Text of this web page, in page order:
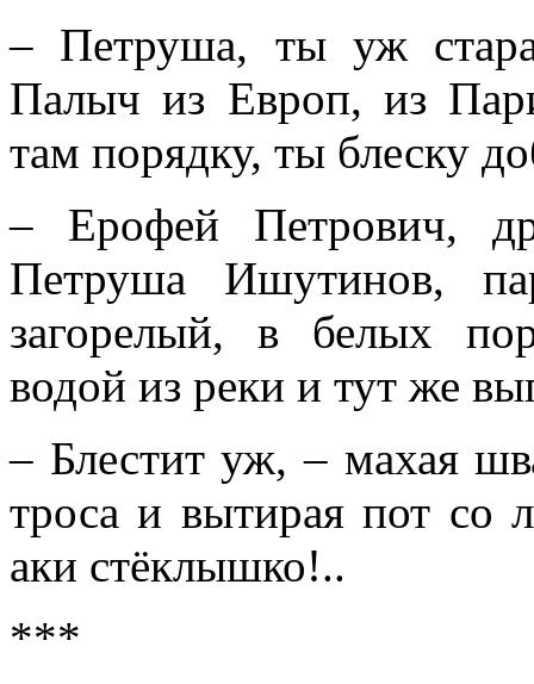
– Петруша, ты уж
Палыч из Европ, из
там порядку, ты блеску
– Ерофей Петрович,
Петруша Ишутинов,
загорелый, в белых
водой из реки и тут же
– Блестит уж, – махая
троса и вытирая пот со
аки стёклышко!..
***